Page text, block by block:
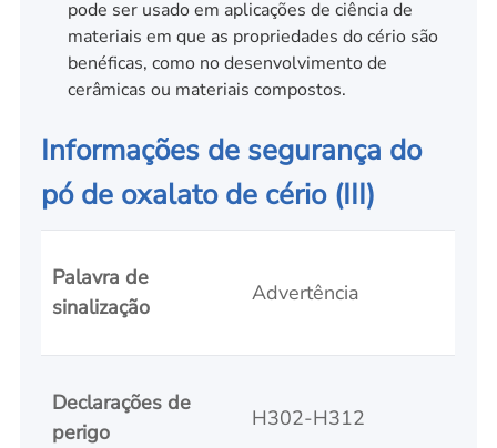
pode ser usado em aplicações de ciência de
materiais em que as propriedades do cério são
benéficas, como no desenvolvimento de
cerâmicas ou materiais compostos.
Informações de segurança do
pó de oxalato de cério (III)
Palavra de
sinalização
Advertência
Declarações de
perigo
H302-H312